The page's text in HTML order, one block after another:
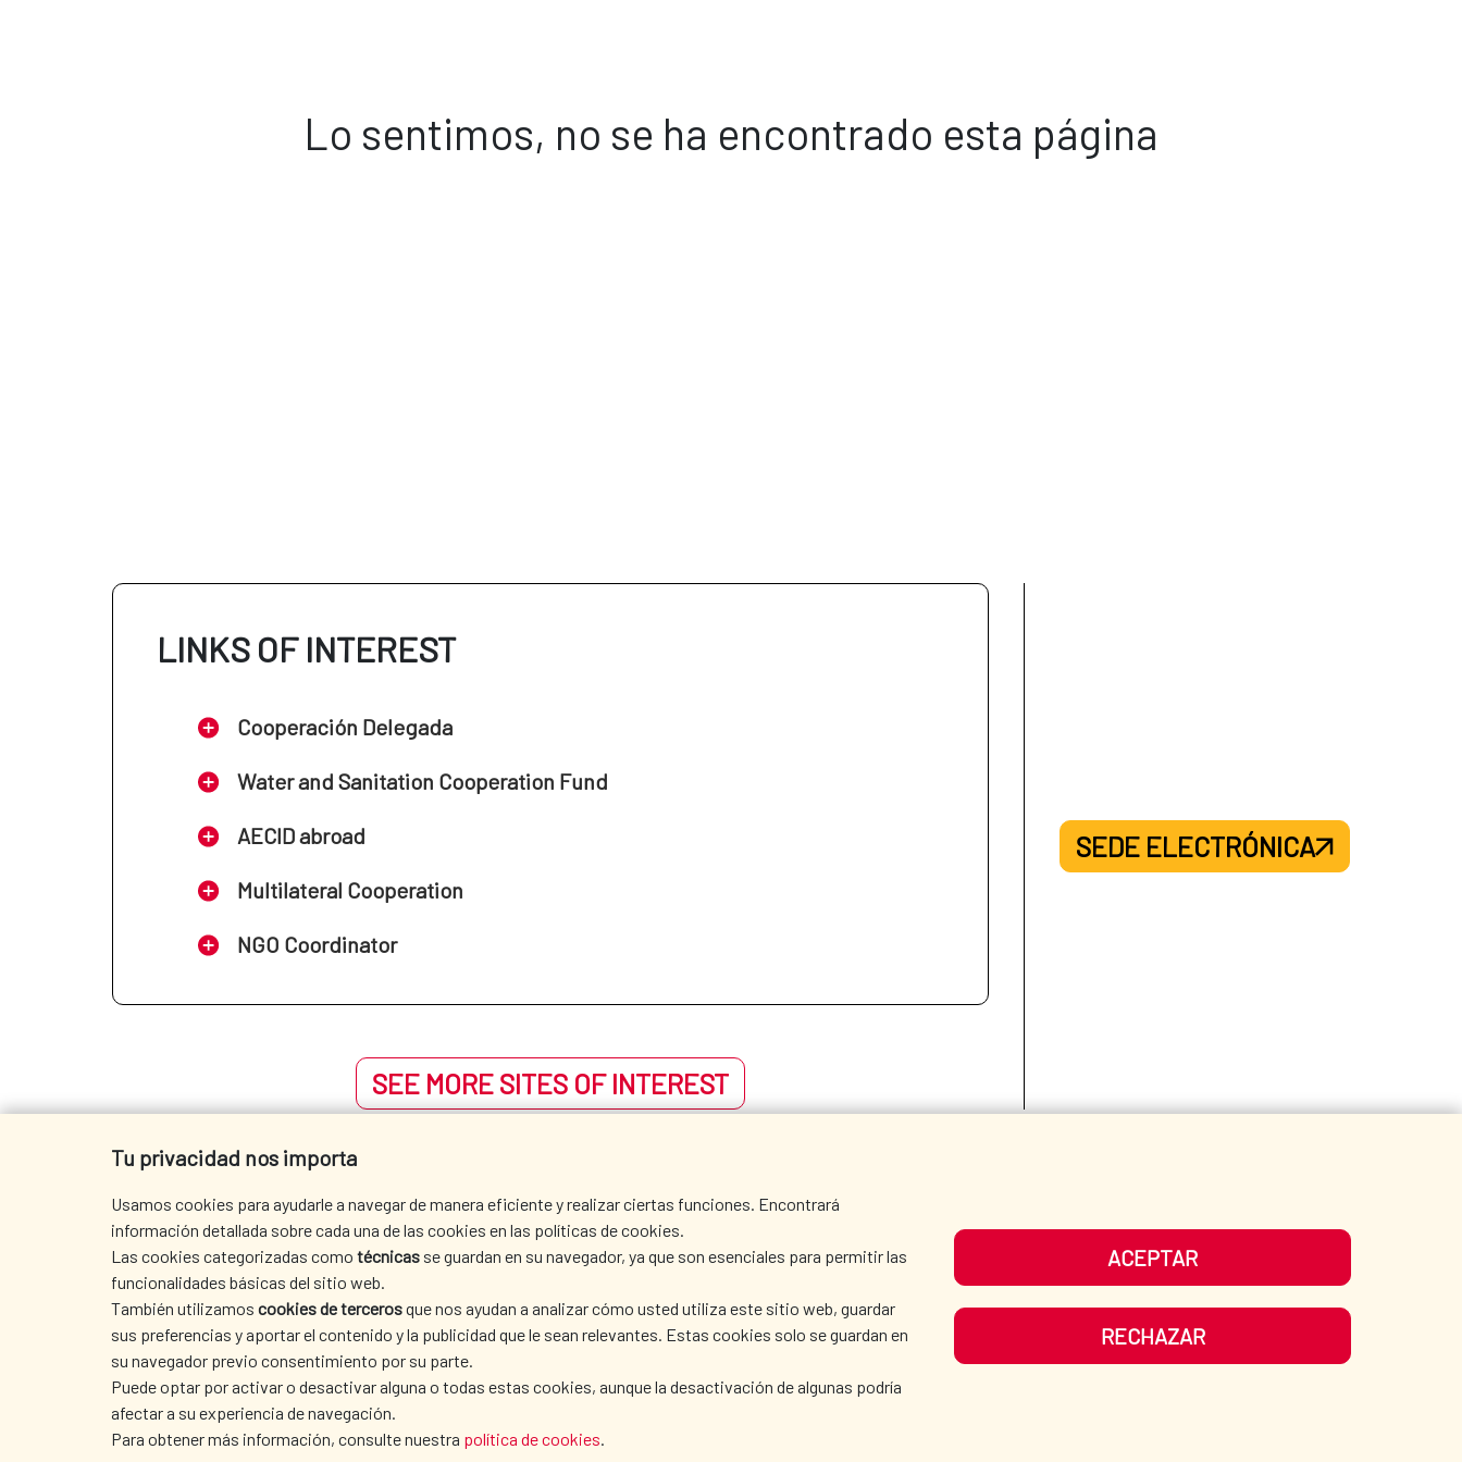
Lo sentimos, no se ha encontrado esta página
LINKS OF INTEREST
Cooperación Delegada
Water and Sanitation Cooperation Fund
AECID abroad
Multilateral Cooperation
NGO Coordinator
SEE MORE SITES OF INTEREST
SEDE ELECTRÓNICA
Fecha de modificación de la página: 15/06/2026
Tu privacidad nos importa
Usamos cookies para ayudarle a navegar de manera eficiente y realizar ciertas funciones. Encontrará
información detallada sobre cada una de las cookies en las políticas de cookies.
Las cookies categorizadas como técnicas se guardan en su navegador, ya que son esenciales para permitir las
funcionalidades básicas del sitio web.
También utilizamos cookies de tercerosque nos ayudan a analizar cómo usted utiliza este sitio web, guardar
sus preferencias y aportar el contenido y la publicidad que le sean relevantes. Estas cookies solo se guardan en
su navegador previo consentimiento por su parte.
Puede optar por activar o desactivar alguna o todas estas cookies, aunque la desactivación de algunas podría
afectar a su experiencia de navegación.
Para obtener más información, consulte nuestra política de cookies.
ACEPTAR
RECHAZAR
SEDE AECID